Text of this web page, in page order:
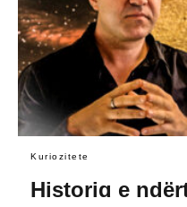
Kuriozitete
Historiɑ e